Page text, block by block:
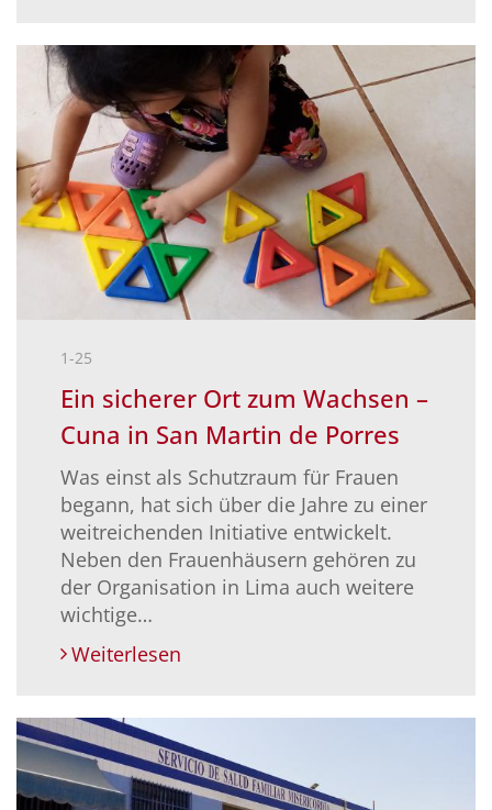
1-25
Ein sicherer Ort zum Wachsen –
Cuna in San Martin de Porres
Was einst als Schutzraum für Frauen
begann, hat sich über die Jahre zu einer
weitreichenden Initiative entwickelt.
Neben den Frauenhäusern gehören zu
der Organisation in Lima auch weitere
wichtige…
Weiterlesen